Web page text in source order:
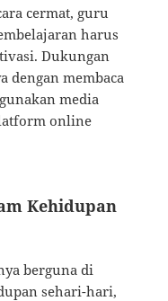
cermat, guru
harus
Dukungan
dengan membaca
media
online
Kehidupan
berguna di
sehari-hari,